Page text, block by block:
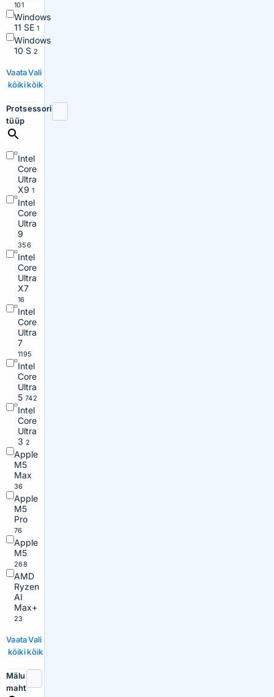
101
Windows
11 SE 1
Windows
10 S 2
Vaata
kõiki
Vali
kõik
Protsessori
tüüp
Intel
Core
Ultra
X91
Intel
Core
Ultra
9
356
Intel
Core
Ultra
X7
16
Intel
Core
Ultra
7
1195
Intel
Core
Ultra
5 742
Intel
Core
Ultra
3 2
Apple
M5
Max
36
Apple
M5
Pro
76
Apple
M5
268
AMD
Ryzen
AI
Max+
23
Vaata
kõiki
Vali
kõik
Mälu
maht